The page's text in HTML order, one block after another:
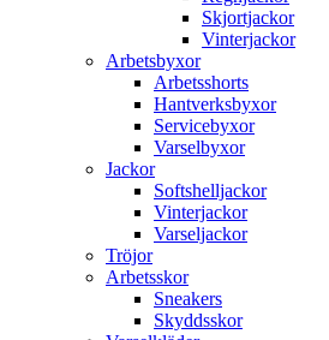
Skjortjackor
Vinterjackor
Arbetsbyxor
Arbetsshorts
Hantverksbyxor
Servicebyxor
Varselbyxor
Jackor
Softshelljackor
Vinterjackor
Varseljackor
Tröjor
Arbetsskor
Sneakers
Skyddsskor